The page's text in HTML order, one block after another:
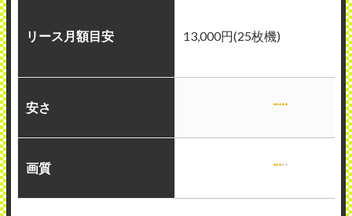
リース月額目安 13,000円(25枚機)
安さ
画質